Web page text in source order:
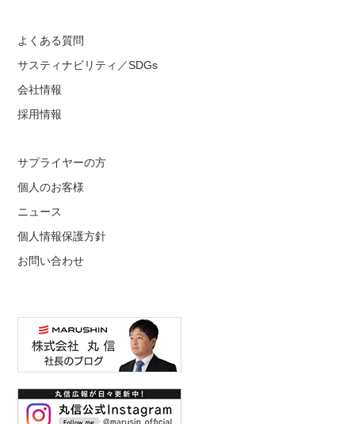
よくある質問
サスティナビリティ／SDGs
会社情報
採用情報
サプライヤーの方
個人のお客様
ニュース
個人情報保護方針
お問い合わせ